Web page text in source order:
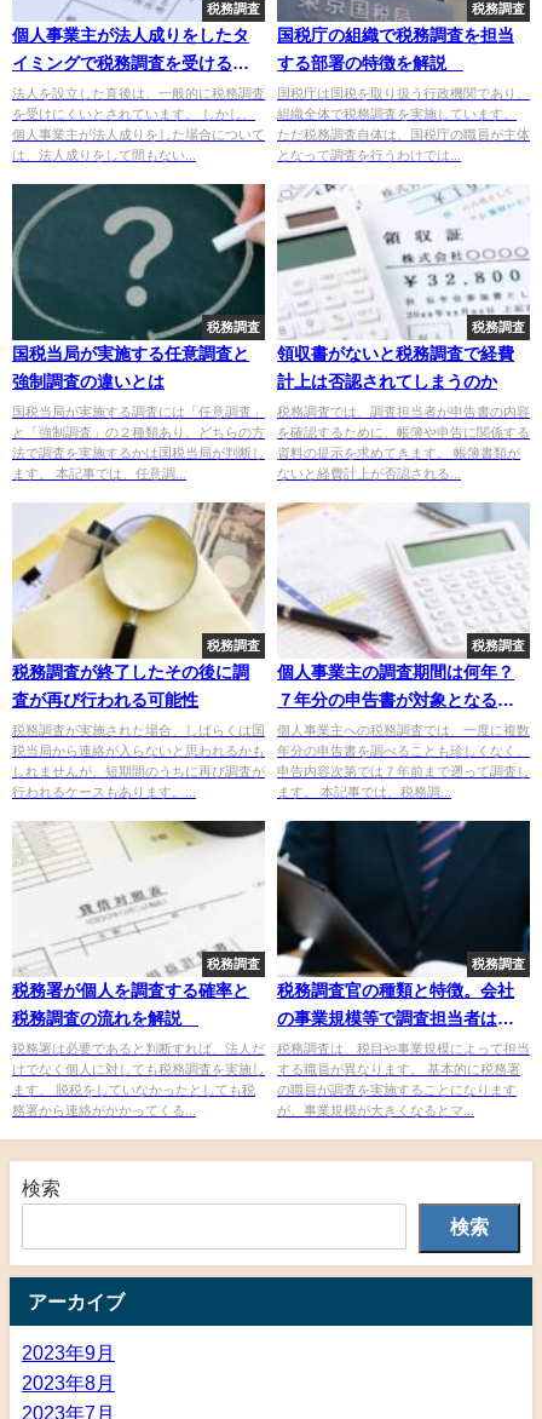
税務調査
個人事業主が法人成りをしたタ
イミングで税務調査を受ける理
由
法人を設立した直後は、一般的に税務調査
を受けにくいとされています。 しかし、
個人事業主が法人成りをした場合について
は、法人成りをして間もない...
税務調査
国税庁の組織で税務調査を担当
する部署の特徴を解説
国税庁は国税を取り扱う行政機関であり、
組織全体で税務調査を実施しています。
ただ税務調査自体は、国税庁の職員が主体
となって調査を行うわけでは...
税務調査
国税当局が実施する任意調査と
強制調査の違いとは
国税当局が実施する調査には「任意調査」
と「強制調査」の２種類あり、どちらの方
法で調査を実施するかは国税当局が判断し
ます。 本記事では、任意調...
税務調査
領収書がないと税務調査で経費
計上は否認されてしまうのか
税務調査では、調査担当者が申告書の内容
を確認するために、帳簿や申告に関係する
資料の提示を求めてきます。 帳簿書類が
ないと経費計上が否認される...
税務調査
税務調査が終了したその後に調
査が再び行われる可能性
税務調査が実施された場合、しばらくは国
税当局から連絡が入らないと思われるかも
しれませんが、短期間のうちに再び調査が
行われるケースもあります。...
税務調査
個人事業主の調査期間は何年？
７年分の申告書が対象となるケ
ースとは
個人事業主への税務調査では、一度に複数
年分の申告書を調べることも珍しくなく、
申告内容次第では７年前まで遡って調査し
ます。 本記事では、税務調...
税務調査
税務署が個人を調査する確率と
税務調査の流れを解説
税務署は必要であると判断すれば、法人だ
けでなく個人に対しても税務調査を実施し
ます。 脱税をしていなかったとしても税
務署から連絡がかかってくる...
税務調査
税務調査官の種類と特徴。会社
の事業規模等で調査担当者は異
なる
税務調査は、税目や事業規模によって担当
する職員が異なります。 基本的に税務署
の職員が調査を実施することになります
が、事業規模が大きくなるとマ...
検索
検索
アーカイブ
2023年9月
2023年8月
2023年7月